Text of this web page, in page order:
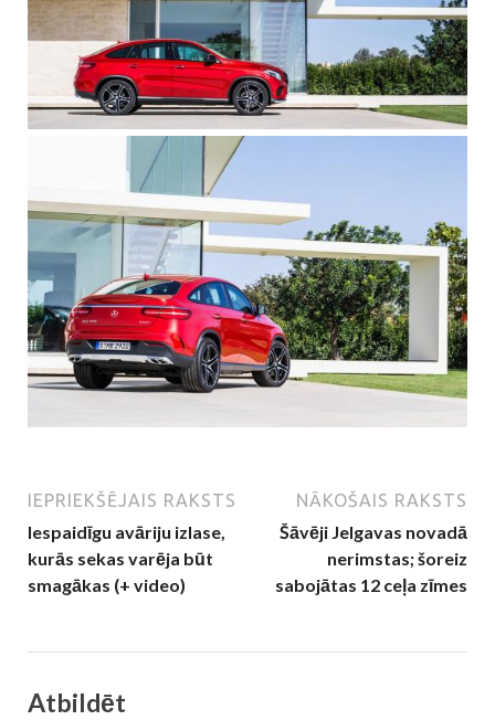
IEPRIEKŠĒJAIS RAKSTS
Iespaidīgu avāriju izlase,
kurās sekas varēja būt
smagākas (+ video)
NĀKOŠAIS RAKSTS
Šāvēji Jelgavas novadā
nerimstas; šoreiz
sabojātas 12 ceļa zīmes
Atbildēt